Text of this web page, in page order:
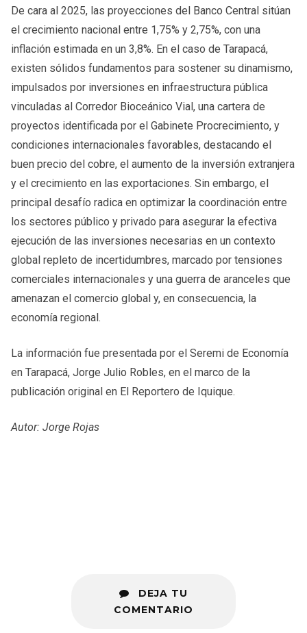
De cara al 2025, las proyecciones del Banco Central sitúan
el crecimiento nacional entre 1,75% y 2,75%, con una
inflación estimada en un 3,8%. En el caso de Tarapacá,
existen sólidos fundamentos para sostener su dinamismo,
impulsados por inversiones en infraestructura pública
vinculadas al Corredor Bioceánico Vial, una cartera de
proyectos identificada por el Gabinete Procrecimiento, y
condiciones internacionales favorables, destacando el
buen precio del cobre, el aumento de la inversión extranjera
y el crecimiento en las exportaciones. Sin embargo, el
principal desafío radica en optimizar la coordinación entre
los sectores público y privado para asegurar la efectiva
ejecución de las inversiones necesarias en un contexto
global repleto de incertidumbres, marcado por tensiones
comerciales internacionales y una guerra de aranceles que
amenazan el comercio global y, en consecuencia, la
economía regional.
La información fue presentada por el Seremi de Economía
en Tarapacá, Jorge Julio Robles, en el marco de la
publicación original en El Reportero de Iquique.
Autor: Jorge Rojas
DEJA TU
COMENTARIO